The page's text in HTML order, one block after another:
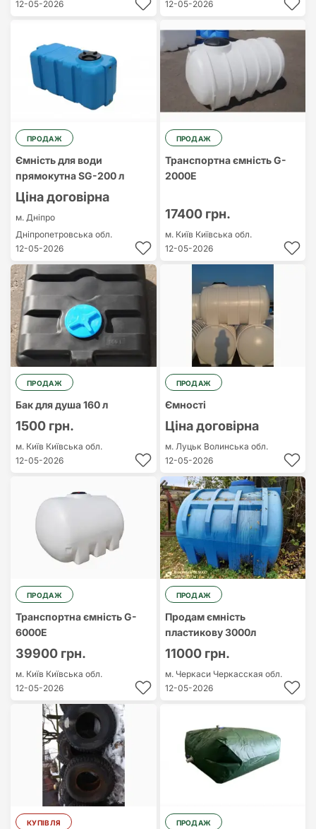
12-05-2026 12-05-2026
ПРОДАЖ
Ємність для води
прямокутна SG-200 л
Ціна договірна
м. Дніпро
Дніпропетровська обл.
12-05-2026
ПРОДАЖ
Транспортна ємність G-
2000E
17400 грн.
м. Київ Київська обл.
12-05-2026
ПРОДАЖ
Бак для душа 160 л
1500 грн.
м. Київ Київська обл.
12-05-2026
ПРОДАЖ
Ємності
Ціна договірна
м. Луцьк Волинська обл.
12-05-2026
ПРОДАЖ
Транспортна ємність G-
6000Е
39900 грн.
м. Київ Київська обл.
12-05-2026
ПРОДАЖ
Продам ємність
пластикову 3000л
11000 грн.
м. Черкаси Черкасская обл.
12-05-2026
КУПІВЛЯ ПРОДАЖ